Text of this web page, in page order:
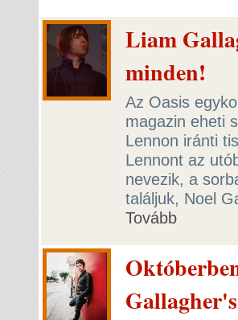
Liam
minden!
Az Oasis
magazin eheti
Lennon iránti
Lennont az
nevezik, a
találjuk, Noel
Tovább